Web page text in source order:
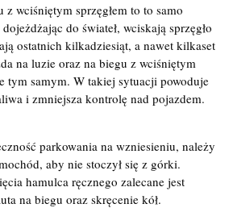
z wciśniętym sprzęgłem to to samo
do świateł, wciskają sprzęgło
ostatnich kilkadziesiąt, a nawet kilkaset
na luzie oraz na biegu z wciśniętym
tym samym. W takiej sytuacji powoduje
i zmniejsza kontrolę nad pojazdem.
parkowania na wzniesieniu, należy
aby nie stoczył się z górki.
hamulca ręcznego zalecane jest
na biegu oraz skręcenie kół.